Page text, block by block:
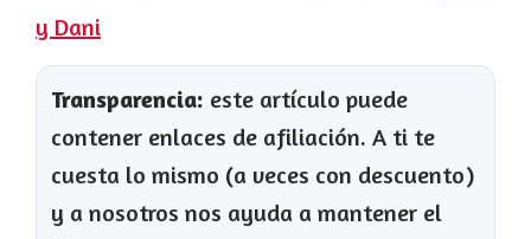
y Dani
Transparencia: este artículo puede
contener enlaces de afiliación. A ti te
cuesta lo mismo (a veces con descuento)
y a nosotros nos ayuda a mantener el